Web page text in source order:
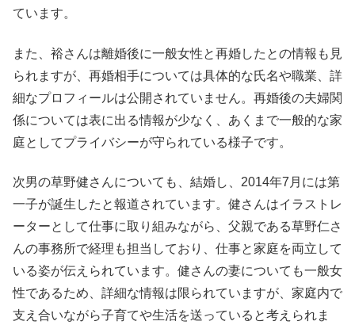
ています。
また、裕さんは離婚後に一般女性と再婚したとの情報も見
られますが、再婚相手については具体的な氏名や職業、詳
細なプロフィールは公開されていません。再婚後の夫婦関
係については表に出る情報が少なく、あくまで一般的な家
庭としてプライバシーが守られている様子です。
次男の草野健さんについても、結婚し、2014年7月には第
一子が誕生したと報道されています。健さんはイラストレ
ーターとして仕事に取り組みながら、父親である草野仁さ
んの事務所で経理も担当しており、仕事と家庭を両立して
いる姿が伝えられています。健さんの妻についても一般女
性であるため、詳細な情報は限られていますが、家庭内で
支え合いながら子育てや生活を送っていると考えられま